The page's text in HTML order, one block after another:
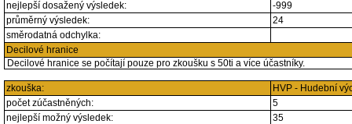
nejlepší dosažený výsledek:
-999
průměrný výsledek:
24
směrodatná odchylka:
Decilové hranice
Decilové hranice se počítají pouze pro zkoušku s 50ti a více účastníky.
zkouška:
HVP - Hudební
počet zúčastněných:
5
nejlepší možný výsledek:
35